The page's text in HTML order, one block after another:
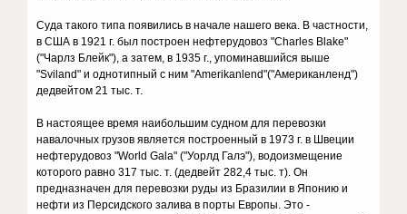
Суда такого типа появились в начале нашего века. В частности,
в США в 1921 г. был построен нефтерудовоз "Charles Blake"
("Чарлз Блейк"), а затем, в 1935 г., упоминавшийся выше
"Sviland" и однотипный с ним "Amerikanlend"("Американленд")
дедвейтом 21 тыс. т.
В настоящее время наибольшим судном для перевозки
навалочных грузов является построенный в 1973 г. в Швеции
нефтерудовоз "World Gala" ("Уорлд Галэ"), водоизмещение
которого равно 317 тыс. т. (дедвейт 282,4 тыс. т). Он
предназначен для перевозки руды из Бразилии в Японию и
нефти из Персидского залива в порты Европы. Это -